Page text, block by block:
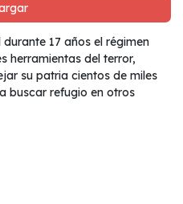
17 años el régimen
herramientas del terror,
su patria cientos de miles
buscar refugio en otros